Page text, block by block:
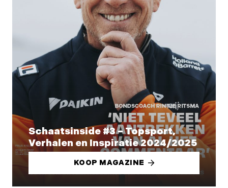
Schaatsinside #3 – Topsport,
Verhalen en Inspiratie 2024/2025
KOOP MAGAZINE